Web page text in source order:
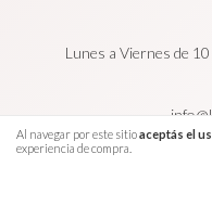
Al navegar por este sitioaceptás el
experiencia de compra.
Lunes a Viernes de